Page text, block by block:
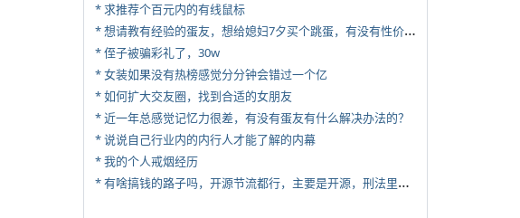
* 求推荐个百元内的有线鼠标
*
想请教有经验的蛋友，想给媳妇7夕买个跳蛋，有没有性价比高的推荐
* 侄子被骗彩礼了，30w
* 女装如果没有热榜感觉分分钟会错过一个亿
* 如何扩大交友圈，找到合适的女朋友
* 近一年总感觉记忆力很差，有没有蛋友有什么解决办法的？
* 说说自己行业内的内行人才能了解的内幕
* 我的个人戒烟经历
*
有啥搞钱的路子吗，开源节流都行，主要是开源，刑法里的咱不做